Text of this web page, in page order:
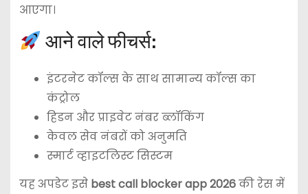
आएगा।
आने वाले फीचर्स:
इंटरनेट कॉल्स के साथ सामान्य कॉल्स का
कंट्रोल
हिडन और प्राइवेट नंबर ब्लॉकिंग
केवल सेव नंबरों को अनुमति
स्मार्ट व्हाइटलिस्ट सिस्टम
यह अपडेट इसे best call blocker app 2026की रेस में